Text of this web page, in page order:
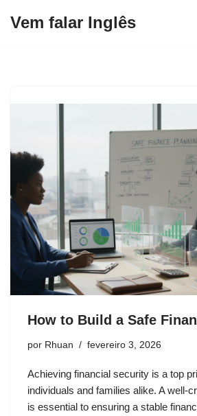
Vem falar Inglês
How to Build a Safe
por Rhuan fevereiro 3, 2026
Achieving financial security is a top
individuals and families alike. A well-
is essential to ensuring a stable